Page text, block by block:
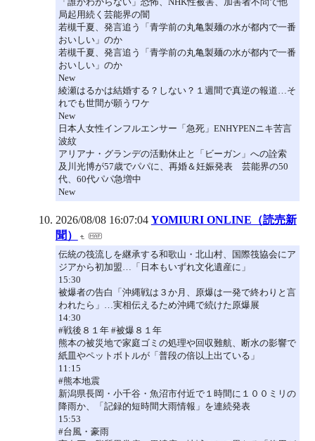
局起用続く芸能界の闇
若槻千夏、発言追う「青学前の丸亀製麺の水が都内で一番
おいしい」のか
若槻千夏、発言追う「青学前の丸亀製麺の水が都内で一番
おいしい」のか
New
綾瀬はるかは結婚する？しない？１週間で真逆の報道…そ
れでも世間が願うワケ
New
日本人女性インフルエンサー「急死」ENHYPENニキ苦言
波紋
アリアナ・グランデの活動休止と「ビーガン」への詮索
及川光博が57歳でパパに、再婚＆妊娠発表 芸能界の50
代、60代パパ急増中
New
2026/08/08 16:07:04 YOMIURI ONLINE（読売新
聞）
伝統の筏流しを継承する和歌山・北山村、国際筏協会にア
ジアから初加盟…「日本もいずれ文化遺産に」
15:30
被爆者の告白「沖縄戦は３か月、原爆は一発で終わりと言
われたら」…実相伝えるため沖縄で続けた原爆展
14:30
#戦後８１年 #被爆８１年
熊本の被災地で家庭ゴミの処理や回収難航、断水の影響で
紙皿やペットボトルが「普段の倍以上出ている」
11:15
#熊本地震
新潟県長岡・小千谷・魚沼市付近で１時間に１００ミリの
降雨か、「記録的短時間大雨情報」を連続発表
15:53
#台風・豪雨